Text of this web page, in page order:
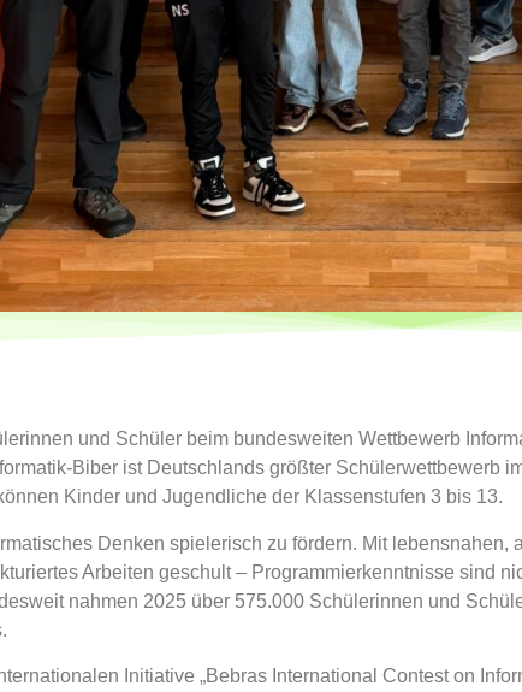
und Schüler beim bundesweiten Wettbewerb
ist Deutschlands größter Schülerwettbewerb
Kinder und Jugendliche der Klassenstufen 3 bis 13.
Denken spielerisch zu fördern. Mit
Arbeiten geschult – Programmierkenntnisse sind
nahmen 2025 über 575.000 Schülerinnen und
Initiative „Bebras International Contest on